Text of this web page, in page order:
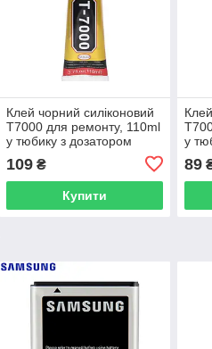
Клей чорний силіконовий
T7000 для ремонту, 110ml
у тюбику з дозатором
109₴
Купити
у
89